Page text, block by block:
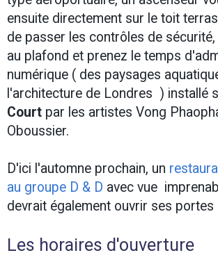
ensuite directement sur le toit
de passer les contrôles de sécurité,
au plafond et prenez le temps
numérique ( des paysages
l'architecture de Londres ) installé
Court par les artistes Vong
Oboussier.
D'ici l'automne prochain, un
au groupe D & D avec vue
devrait également ouvrir ses portes
Les horaires d'ouverture